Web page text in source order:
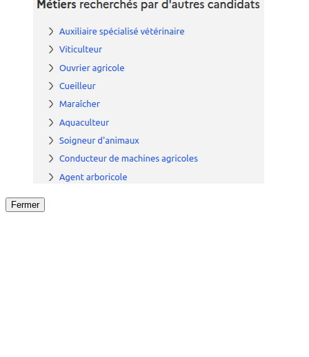
Fermer